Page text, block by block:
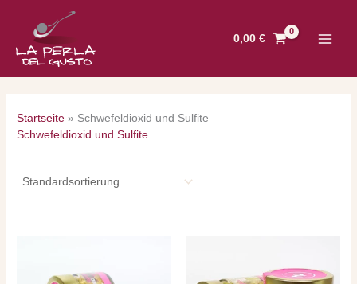
springen
0,00€
Startseite » Schwefeldioxid und Sulfite
Schwefeldioxid und Sulfite